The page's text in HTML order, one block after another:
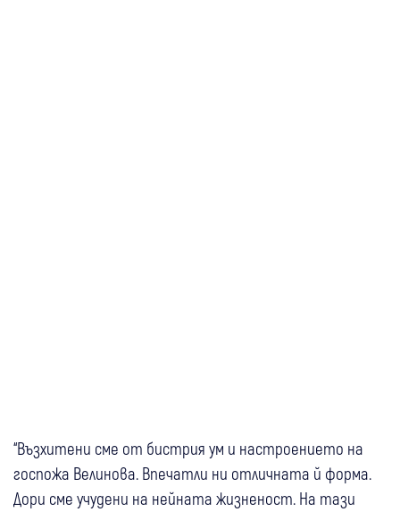
“Възхитени сме от бистрия ум и настроението на
госпожа Велинова. Впечатли ни отличната й форма.
Дори сме учудени на нейната жизненост. На тази